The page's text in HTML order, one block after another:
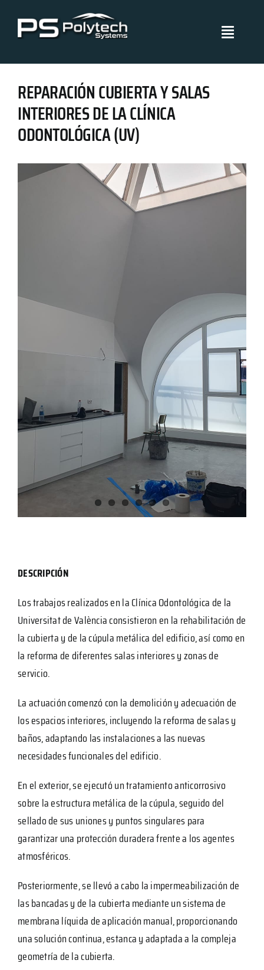
content
Toggle
Polytech Systems
Sistemas y aplicaciones
Proyectos
Políticas de Gestión
REPARACIÓN CUBIERTA Y SALAS
INTERIORES DE LA CLÍNICA
ODONTOLÓGICA (UV)
DESCRIPCIÓN
Los trabajos realizados en la Clínica Odontológica de la
Universitat de València consistieron en la rehabilitación de
la cubierta y de la cúpula metálica del edificio, así como en
la reforma de diferentes salas interiores y zonas de
servicio.
La actuación comenzó con la demolición y adecuación de
los espacios interiores, incluyendo la reforma de salas y
baños, adaptando las instalaciones a las nuevas
necesidades funcionales del edificio.
En el exterior, se ejecutó un tratamiento anticorrosivo
sobre la estructura metálica de la cúpula, seguido del
sellado de sus uniones y puntos singulares para
garantizar una protección duradera frente a los agentes
atmosféricos.
Posteriormente, se llevó a cabo la impermeabilización de
las bancadas y de la cubierta mediante un sistema de
membrana líquida de aplicación manual, proporcionando
una solución continua, estanca y adaptada a la compleja
geometría de la cubierta.